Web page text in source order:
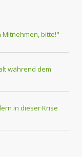
Mitnehmen, bitte!"
während dem
in dieser Krise